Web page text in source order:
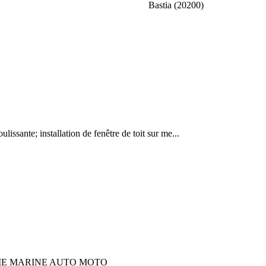
Bastia (20200)
installation de fenêtre de toit sur me...
MARINE AUTO MOTO